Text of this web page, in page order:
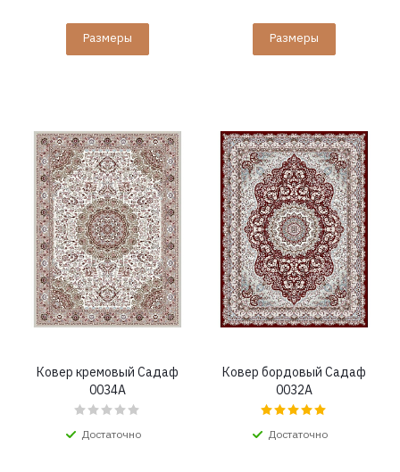
Размеры Размеры
Ковер кремовый Садаф
0034A
Достаточно
Ковер бордовый Садаф
0032A
Достаточно